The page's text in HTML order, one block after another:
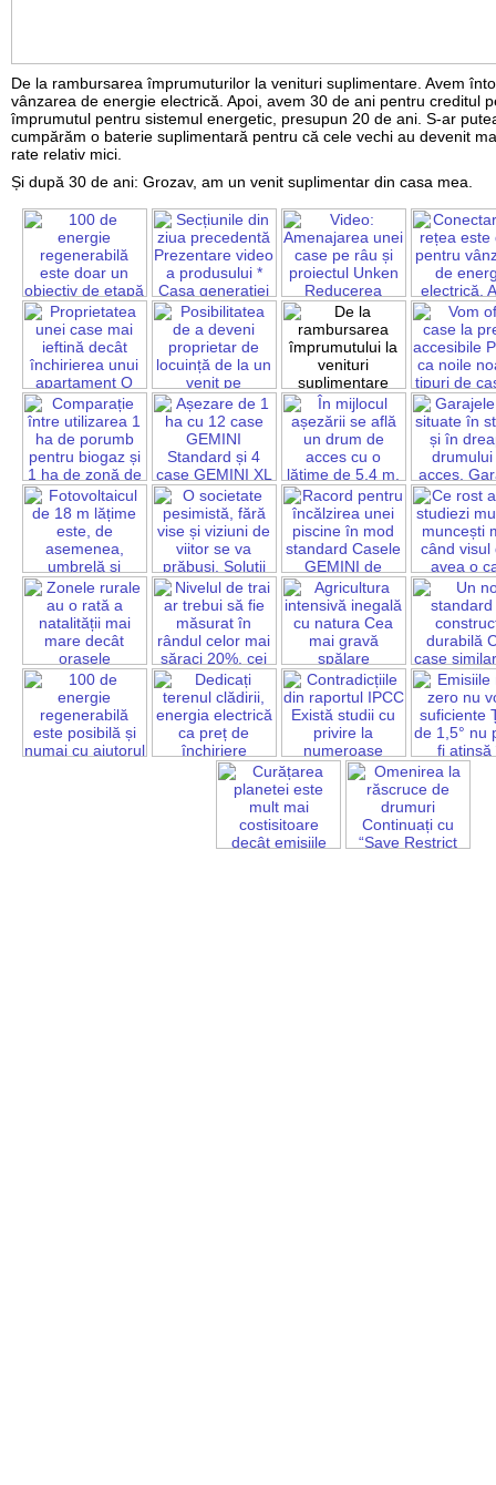
De la rambursarea împrumuturilor la venituri suplimentare. Avem
vânzarea de energie electrică. Apoi, avem 30 de ani pentru creditul
împrumutul pentru sistemul energetic, presupun 20 de ani. S-ar
cumpărăm o baterie suplimentară pentru că cele vechi au devenit
rate relativ mici.
Și după 30 de ani: Grozav, am un venit suplimentar din casa mea.